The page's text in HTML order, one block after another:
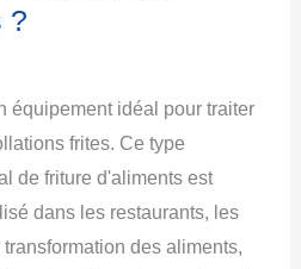
?
équipement idéal pour traiter
frites. Ce type
de friture d'aliments est
dans les restaurants, les
des aliments,